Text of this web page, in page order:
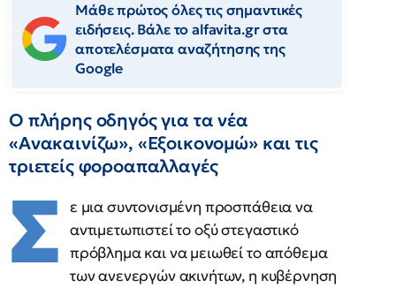
Μάθε πρώτος όλες τις σημαντικές
ειδήσεις. Βάλε το alfavita.gr στα
αποτελέσματα αναζήτησης της
Google
Ο πλήρης οδηγός για τα νέα
«Ανακαινίζω», «Εξοικονομώ» και τις
τριετείς φοροαπαλλαγές
Σ ε μια συντονισμένη προσπάθεια να
αντιμετωπιστεί το οξύ στεγαστικό
πρόβλημα και να μειωθεί το απόθεμα
των ανενεργών ακινήτων, η κυβέρνηση